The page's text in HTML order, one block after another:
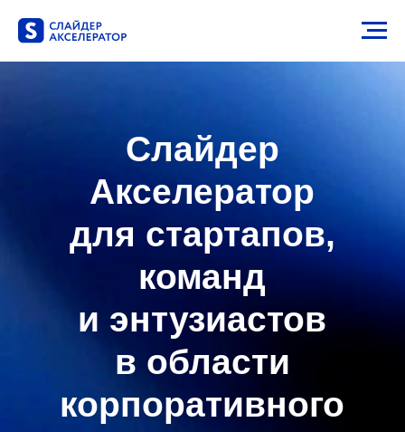
Акселератор
для стартапов,
команд
и энтузиастов
в области
корпоративного
офисного ПО
Присоединяйтесь к бесплатному
акселератору и получите
отраслевых специалистов и
возможность включения вашего